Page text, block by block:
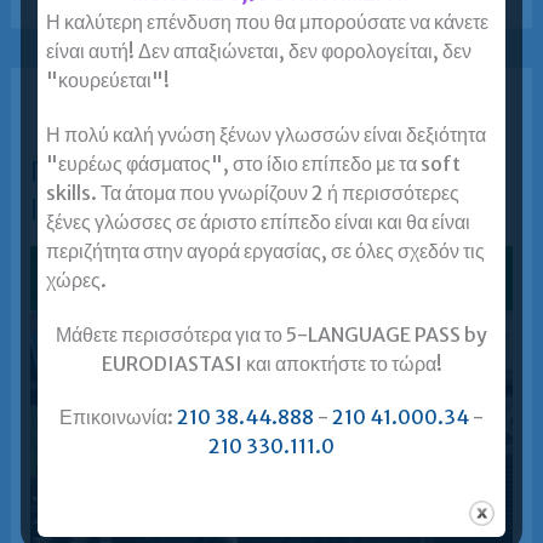
B2
Πληροφορίες για τις εξετάσεις
Ιταλικών PLIDA Β2 και ΚΠΓ Β2
Η καλύτερη επένδυση που θα μπορούσατε να κάνετε
είναι αυτή! Δεν απαξιώνεται, δεν φορολογείται, δεν
"κουρεύεται"!
Η πολύ καλή γνώση ξένων γλωσσών είναι δεξιότητα
"ευρέως φάσματος", στο ίδιο επίπεδο με τα soft
skills. Τα άτομα που γνωρίζουν 2 ή περισσότερες
ξένες γλώσσες σε άριστο επίπεδο είναι και θα είναι
περιζήτητα στην αγορά εργασίας, σε όλες σχεδόν τις
χώρες.
Μάθετε περισσότερα για το 5-LANGUAGE PASS by
EURODIASTASI και αποκτήστε το τώρα!
Επικοινωνία: 210 38.44.888 - 210 41.000.34 -
210 330.111.0